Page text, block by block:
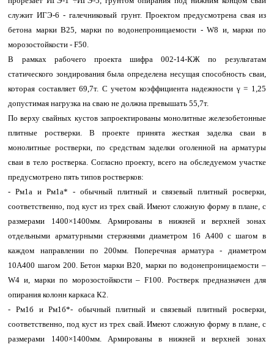
служит ИГЭ-6 - галечниковый грунт. Проектом предусмотрена свая из
бетона марки B25, марки по водонепроницаемости - W8 и, марки по
морозостойкости - F50.
В рамках рабочего проекта шифра 002-14-КЖ по результатам
статического зондирования была определена несущая способность сваи,
которая составляет 69,7т. С учетом коэффициента надежности γ = 1,25
допустимая нагрузка на сваю не должна превышать 55,7т.
По верху свайных кустов запроектированы монолитные железобетонные
плитные ростверки. В проекте принята жесткая заделка сваи в
монолитные ростверки, по средствам заделки оголенной на арматуры
сваи в тело ростверка. Согласно проекту, всего на обследуемом участке
предусмотрено пять типов ростверков:
- Рм1а и Рм1а* - обычный плитный и связевый плитный росверки,
соответственно, под куст из трех свай. Имеют сложную форму в плане, с
размерами 1400×1400мм. Армированы в нижней и верхней зонах
отдельными арматурными стержнями диаметром 16 A400 с шагом в
каждом направлении по 200мм. Поперечная арматура - диаметром
10A400 шагом 200. Бетон марки B20, марки по водонепроницаемости –
W4 и, марки по морозостойкости – F100. Ростверк предназначен для
опирания колонн каркаса К2.
- Рм1б и Рм1б*- обычный плитный и связевый плитный росверки,
соответственно, под куст из трех свай. Имеют сложную форму в плане, с
размерами 1400×1400мм. Армированы в нижней и верхней зонах